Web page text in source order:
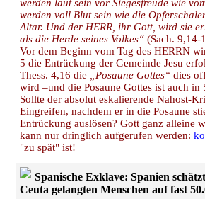
werden laut sein vor Siegesfreude wie
werden voll Blut sein wie die
Altar. Und der HERR, ihr Gott, wird sie
als die Herde seines Volkes“ (Sach. 9,14-
Vor dem Beginn vom Tag des HERRN
5 die Entrückung der Gemeinde Jesu
Thess. 4,16 die
„Posaune Gottes“ dies
wird –und die Posaune Gottes ist auch in
Sollte der absolut eskalierende Nahost-
Eingreifen, nachdem er in die Posaune
Entrückung auslösen? Gott ganz alleine
kann nur dringlich aufgerufen werden:
"zu spät" ist!
Spanische Exklave: Spanien
Ceuta gelangten Menschen auf fast